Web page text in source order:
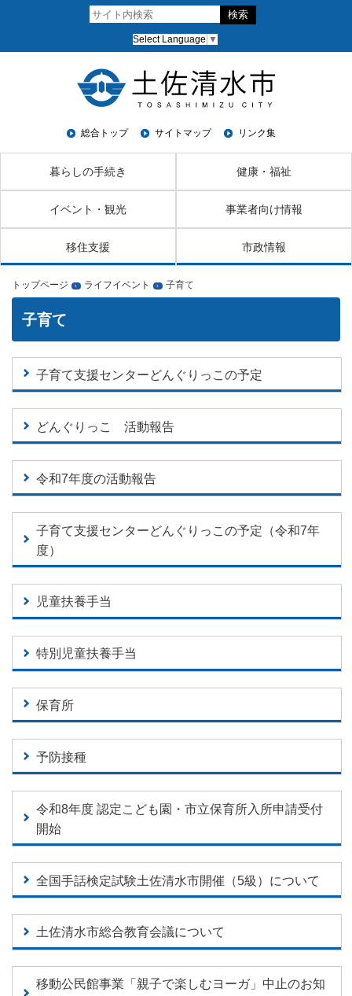
Select Language ▼
総合トップ サイトマップ リンク集
暮らしの手続き 健康・福祉
イベント・観光 事業者向け情報
移住支援 市政情報
トップページ › ライフイベント › 子育て
子育て
子育て支援センターどんぐりっこの予定
どんぐりっこ 活動報告
令和7年度の活動報告
子育て支援センターどんぐりっこの予定（令和7年
度）
児童扶養手当
特別児童扶養手当
保育所
予防接種
令和8年度 認定こども園・市立保育所入所申請受付
開始
全国手話検定試験土佐清水市開催（5級）について
土佐清水市総合教育会議について
移動公民館事業「親子で楽しむヨーガ」中止のお知